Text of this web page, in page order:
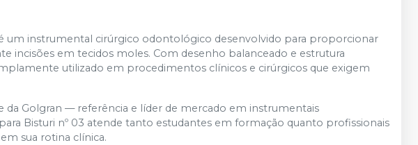
um instrumental cirúrgico odontológico desenvolvido para proporcionar
incisões em tecidos moles. Com desenho balanceado e estrutura
utilizado em procedimentos clínicos e cirúrgicos que exigem
da Golgran — referência e líder de mercado em instrumentais
Bisturi nº 03 atende tanto estudantes em formação quanto profissionais
sua rotina clínica.